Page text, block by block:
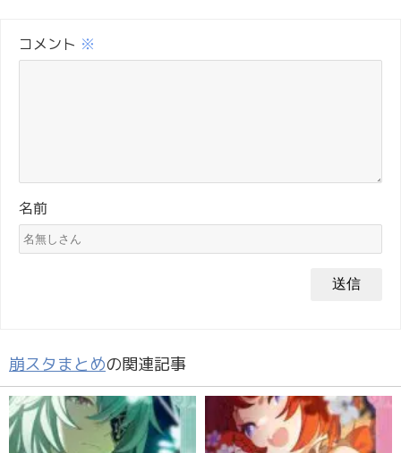
コメント ※
名前
崩スタまとめの関連記事